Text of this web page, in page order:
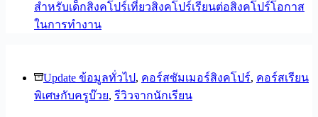
สำหรับเด็กสิงคโปร์เที่ยวสิงคโปร์เรียนต่อสิงคโปร์โอกาส
ในการทำงาน
Update ข้อมูลทั่วไป, คอร์สซัมเมอร์สิงคโปร์, คอร์สเรียน
พิเศษกับครูบ๊วย, รีวิวจากนักเรียน